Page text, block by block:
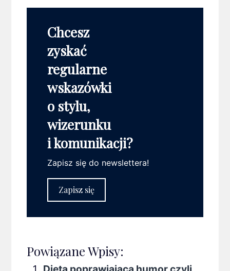
Chcesz
zyskać
regularne
wskazówki
o stylu,
wizerunku
i komunikacji?
Zapisz się do newslettera!
Zapisz się
Powiązane Wpisy: